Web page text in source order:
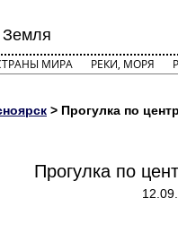
Земля
МИРА РЕКИ, МОРЯ
> Прогулка по
Прогулка по